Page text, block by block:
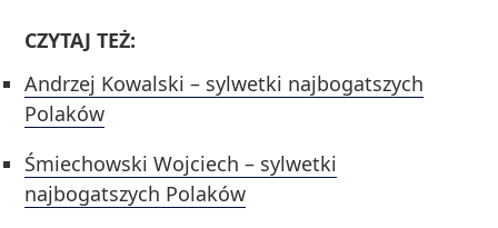
CZYTAJ TEŻ:
Andrzej Kowalski – sylwetki najbogatszych
Polaków
Śmiechowski Wojciech – sylwetki
najbogatszych Polaków